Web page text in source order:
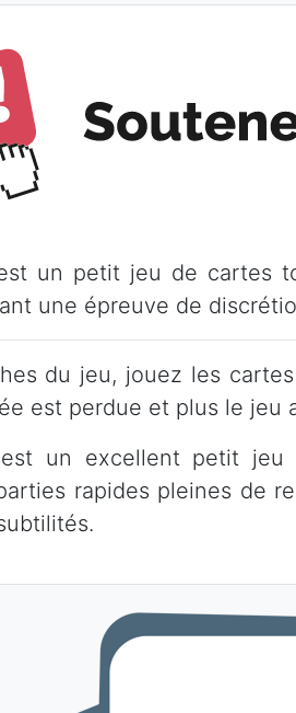
un petit jeu de cartes
une épreuve de
du jeu, jouez les
est perdue et plus le jeu
un excellent petit
rapides pleines de